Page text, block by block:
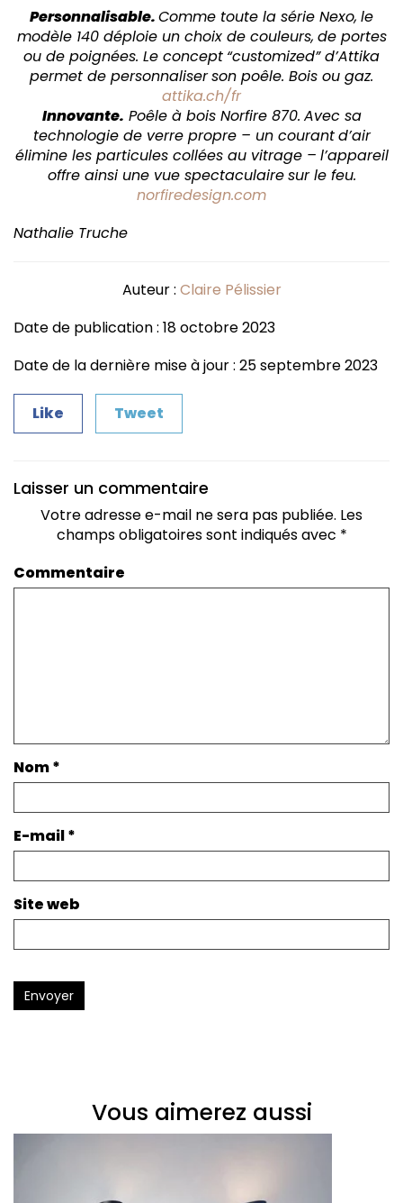
Personnalisable.Comme toute la série Nexo, le
modèle 140 déploie un choix de couleurs, de portes
ou de poignées. Le concept “customized” d’Attika
permet de personnaliserson poêle. Bois ou gaz.
attika.ch/fr
Innovante. Poêle à bois Norfire 870. Avec sa
technologie de verre propre – un courantd’air
élimine les particules collées au vitrage – l’appareil
offre ainsi une vue spectaculairesur le feu.
norfiredesign.com
Nathalie Truche
Auteur : Claire Pélissier
Date de publication : 18 octobre 2023
Date de la dernière mise à jour : 25 septembre 2023
Like Tweet
Laisser un commentaire
Votre adresse e-mail ne sera pas publiée. Les
champs obligatoires sont indiqués avec *
Commentaire
Nom*
E-mail*
Site web
Envoyer
Vous aimerez aussi